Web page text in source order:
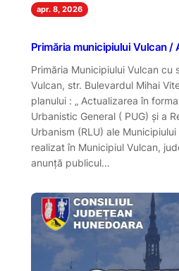
apr. 8, 2026
Primăria municipiului Vulcan /
Primăria Municipiului Vulcan cu
Vulcan, str. Bulevardul Mihai
planului : „ Actualizarea în
Urbanistic General ( PUG) și a
Urbanism (RLU) ale Municipiului
realizat în Municipiul Vulcan,
anunţă publicul…